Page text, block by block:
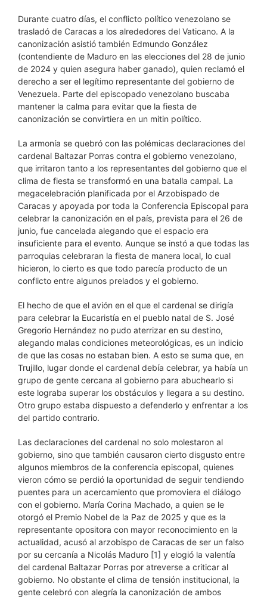
Durante cuatro días, el conflicto político venezolano se
trasladó de Caracas a los alrededores del Vaticano. A la
canonización asistió también Edmundo González
(contendiente de Maduro en las elecciones del 28 de junio
de 2024 y quien asegura haber ganado), quien reclamó el
derecho a ser el legítimo representante del gobierno de
Venezuela. Parte del episcopado venezolano buscaba
mantener la calma para evitar que la fiesta de
canonización se convirtiera en un mitin político.
La armonía se quebró con las polémicas declaraciones del
cardenal Baltazar Porras contra el gobierno venezolano,
que irritaron tanto a los representantes del gobierno que el
clima de fiesta se transformó en una batalla campal. La
megacelebración planificada por el Arzobispado de
Caracas y apoyada por toda la Conferencia Episcopal para
celebrar la canonización en el país, prevista para el 26 de
junio, fue cancelada alegando que el espacio era
insuficiente para el evento. Aunque se instó a que todas las
parroquias celebraran la fiesta de manera local, lo cual
hicieron, lo cierto es que todo parecía producto de un
conflicto entre algunos prelados y el gobierno.
El hecho de que el avión en el que el cardenal se dirigía
para celebrar la Eucaristía en el pueblo natal de S. José
Gregorio Hernández no pudo aterrizar en su destino,
alegando malas condiciones meteorológicas, es un indicio
de que las cosas no estaban bien. A esto se suma que, en
Trujillo, lugar donde el cardenal debía celebrar, ya había un
grupo de gente cercana al gobierno para abuchearlo si
este lograba superar los obstáculos y llegara a su destino.
Otro grupo estaba dispuesto a defenderlo y enfrentar a los
del partido contrario.
Las declaraciones del cardenal no solo molestaron al
gobierno, sino que también causaron cierto disgusto entre
algunos miembros de la conferencia episcopal, quienes
vieron cómo se perdió la oportunidad de seguir tendiendo
puentes para un acercamiento que promoviera el diálogo
con el gobierno. María Corina Machado, a quien se le
otorgó el Premio Nobel de la Paz de 2025 y que es la
representante opositora con mayor reconocimiento en la
actualidad, acusó al arzobispo de Caracas de ser un falso
por su cercanía a Nicolás Maduro [1] y elogió la valentía
del cardenal Baltazar Porras por atreverse a criticar al
gobierno. No obstante el clima de tensión institucional, la
gente celebró con alegría la canonización de ambos